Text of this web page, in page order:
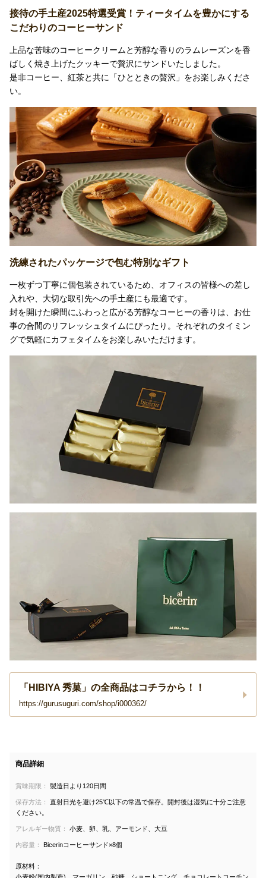
接待の手土産2025特選受賞！ティータイムを豊かにする
こだわりのコーヒーサンド
上品な苦味のコーヒークリームと芳醇な香りのラムレーズンを香
ばしく焼き上げたクッキーで贅沢にサンドいたしました。
是非コーヒー、紅茶と共に「ひとときの贅沢」をお楽しみくださ
い。
洗練されたパッケージで包む特別なギフト
一枚ずつ丁寧に個包装されているため、オフィスの皆様への差し
入れや、大切な取引先への手土産にも最適です。
封を開けた瞬間にふわっと広がる芳醇なコーヒーの香りは、お仕
事の合間のリフレッシュタイムにぴったり。それぞれのタイミン
グで気軽にカフェタイムをお楽しみいただけます。
「HIBIYA 秀菓」の全商品はコチラから！！
https://gurusuguri.com/shop/i000362/
商品詳細
賞味期限： 製造日より120日間
保存方法：
直射日光を避け25℃以下の常温で保存。開封後は湿気に十分ご注意
ください。
アレルギー物質： 小麦、卵、乳、アーモンド、大豆
内容量： Bicerinコーヒーサンド×8個
原材料：